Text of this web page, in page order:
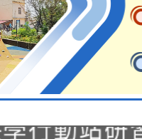
度第2次
告(無人
行動站研